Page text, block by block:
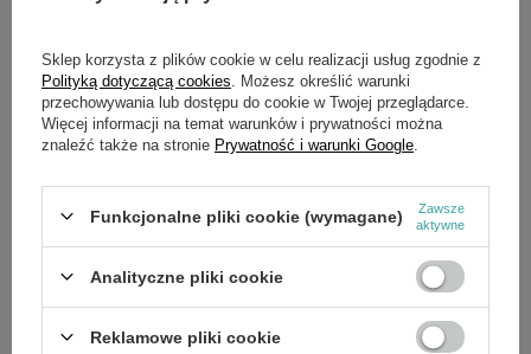
Długość całkowita
1733 mm
Prześwit
30 mm
Prędkość jazdy z ładunkiem / bez
ładunku
3 / 3,5 km/h
Pojemność akumulatora
70 Ah/per unit
Materiał rolek podporowych wideł
Poliuretan (PU)
Kolor podwozia
Szary Jungheinrich
Czas ładowania akumulatora
elektromagnetyczny
Masa akumulatora
Sklep korzysta z plików cookie w celu realizacji usług zgodnie z
Polityką dotyczącą cookies . Możesz określić warunki
przechowywania lub dostępu do cookie w Twojej przeglądarce.
Więcej informacji na temat warunków i prywatności można
znaleźć także na stronie Prywatność i warunki Google
Funkcjonalne pliki cookie (wymagane)
Zawsze
aktywne
Analityczne pliki cookie
Reklamowe pliki cookie